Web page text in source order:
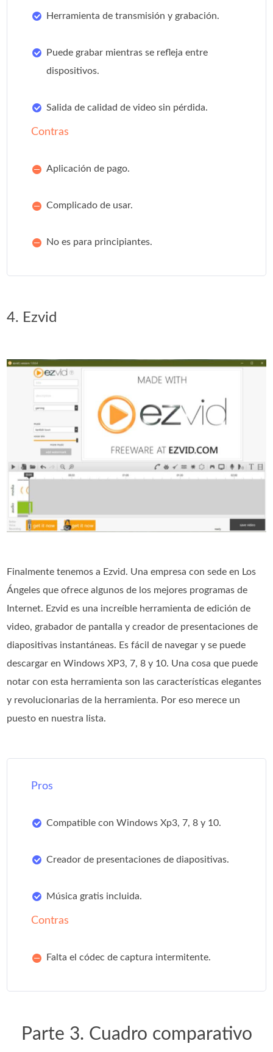
Herramienta de transmisión y grabación.
Puede grabar mientras se refleja entre
dispositivos.
Salida de calidad de video sin pérdida.
Contras
Aplicación de pago.
Complicado de usar.
No es para principiantes.
4. Ezvid
Finalmente tenemos a Ezvid. Una empresa con sede en Los
Ángeles que ofrece algunos de los mejores programas de
Internet. Ezvid es una increíble herramienta de edición de
video, grabador de pantalla y creador de presentaciones de
diapositivas instantáneas. Es fácil de navegar y se puede
descargar en Windows XP3, 7, 8 y 10. Una cosa que puede
notar con esta herramienta son las características elegantes
y revolucionarias de la herramienta. Por eso merece un
puesto en nuestra lista.
Pros
Compatible con Windows Xp3, 7, 8 y 10.
Creador de presentaciones de diapositivas.
Música gratis incluida.
Contras
Falta el códec de captura intermitente.
Parte 3. Cuadro comparativo